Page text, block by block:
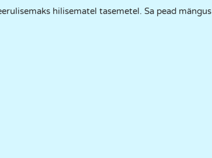
hilisematel tasemetel. Sa pead mängus